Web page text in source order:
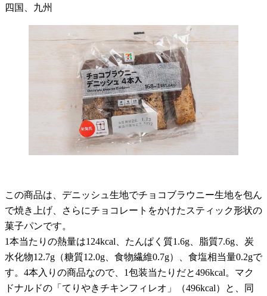
四国、九州
この商品は、デニッシュ生地でチョコブラウニー生地を包ん
で焼き上げ、さらにチョコレートをかけたスティック形状の
菓子パンです。
1本当たりの熱量は124kcal、たんぱく質1.6g、脂質7.6g、炭
水化物12.7g（糖質12.0g、食物繊維0.7g）、食塩相当量0.2gで
す。4本入りの商品なので、1包装当たりだと496kcal。マク
ドナルドの「てりやきチキンフィレオ」（496kcal）と、同